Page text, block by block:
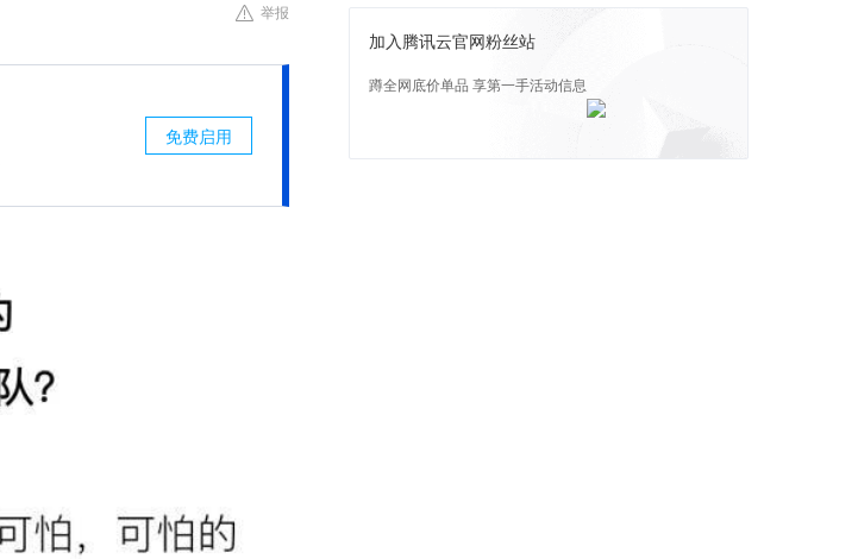
举报
免费启用
加入腾讯云官网粉丝站
蹲全网底价单品 享第一手活动信息